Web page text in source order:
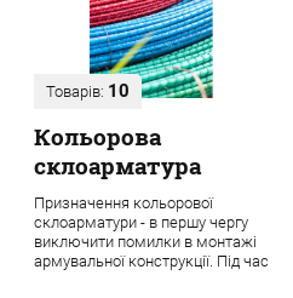
Товарів: 10
Кольорова
склоарматура
Призначення кольорової
склоарматури - в першу чергу
виключити помилки в монтажі
армувальної конструкції. Під час